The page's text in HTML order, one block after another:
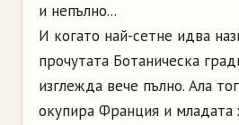
и непълно...
И когато най-сетне идва
прочутата Ботаническа
изглежда вече пълно. Ала
окупира Франция и младата